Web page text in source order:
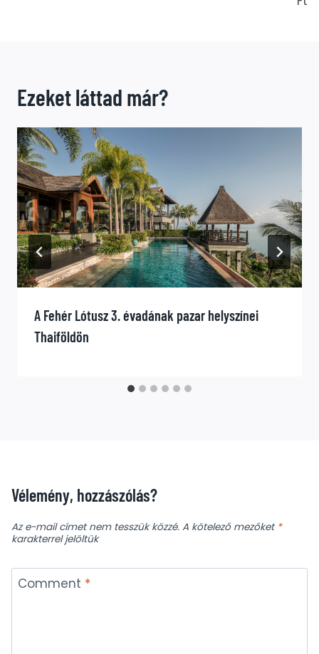
Ezeket láttad már?
A Fehér Lótusz 3. évadának pazar helyszínei
Thaiföldön
Vélemény, hozzászólás?
Az e-mail címet nem tesszük közzé. A kötelező mezőket *
karakterrel jelöltük
Comment *